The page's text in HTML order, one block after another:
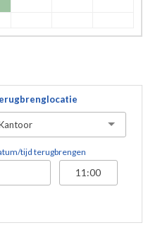
tijd terugbrengen